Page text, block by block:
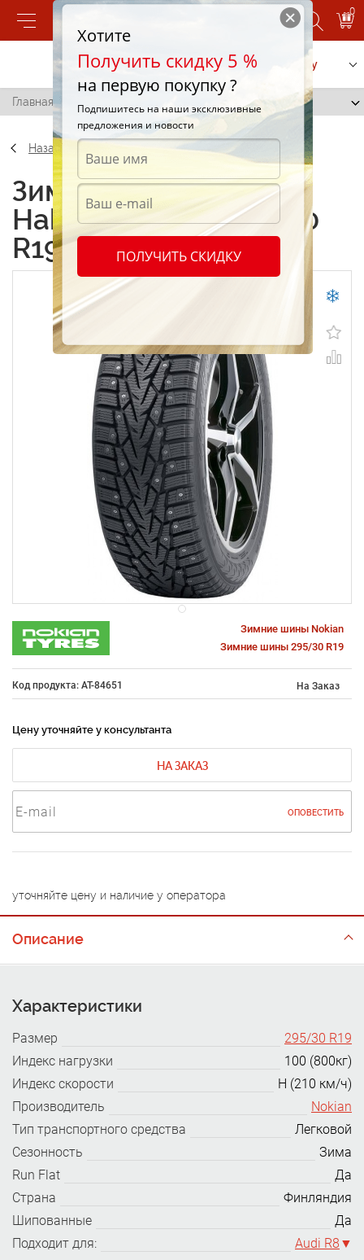
0
Позвонить Заказать услугу
Главная / Nokian Hakkapeliitta 7 295/30 R19 100H
Назад
Зимние шины Nokian
Hakkapeliitta 7 295/30
R19 100H
Зимние шины Nokian
Зимние шины 295/30 R19
Код продукта: AT-84651 На Заказ
Цену уточняйте у консультанта
НА ЗАКАЗ
ОПОВЕСТИТЬ
уточняйте цену и наличие у оператора
Описание
Характеристики
Размер
295/30 R19
Индекс нагрузки
100 (800кг)
Индекс скорости
H (210 км/ч)
Производитель
Nokian
Тип транспортного средства
Легковой
Сезонность
Зима
Run Flat
Да
Страна
Финляндия
Шипованные
Да
Подходит для:
Audi R8
Хотите
Получить скидку 5 %
на первую покупку ?
Подпишитесь на наши эксклюзивные
предложения и новости
ПОЛУЧИТЬ СКИДКУ